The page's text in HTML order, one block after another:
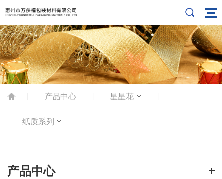
产品中心 星星花
纸质系列
产品中心